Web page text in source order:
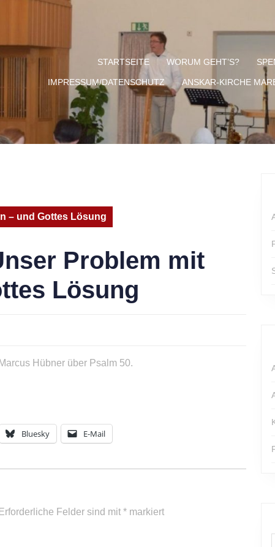
STARTSEITE WORUM GEHT’S?
IMPRESSUM/DATENSCHUTZ ANSKAR-KIRCHE
– und Gottes Lösung
Problem mit
Lösung
Hübner über Psalm 50.
Bluesky E-Mail
Erforderliche Felder sind mit * markiert